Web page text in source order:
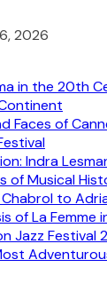
2026
in the 20th
Faces of
Indra
of Musical
to
of La Femme
Jazz Festival